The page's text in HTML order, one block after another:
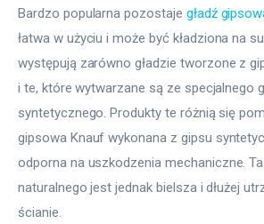
Bardzo popularna pozostaje gładź
łatwa w użyciu i może być kładziona na
występują zarówno gładzie tworzone z
i te, które wytwarzane są ze specjalnego
syntetycznego. Produkty te różnią się
gipsowa Knauf wykonana z gipsu
odporna na uszkodzenia mechaniczne.
naturalnego jest jednak bielsza i dłużej
ścianie.